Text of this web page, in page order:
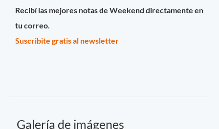
Recibí las mejores notas de Weekend directamente en
tu correo.
Suscribite gratis al newsletter
Galería de imágenes